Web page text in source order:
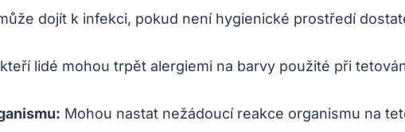
dojít k infekci, pokud není hygienické prostředí
lidé mohou trpět alergiemi na barvy použité při
Mohou nastat nežádoucí reakce organismu na